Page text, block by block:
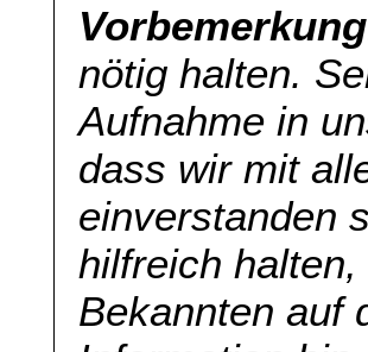
nötig halten.
Aufnahme in
dass wir mit
einverstanden
hilfreich
Bekannten auf